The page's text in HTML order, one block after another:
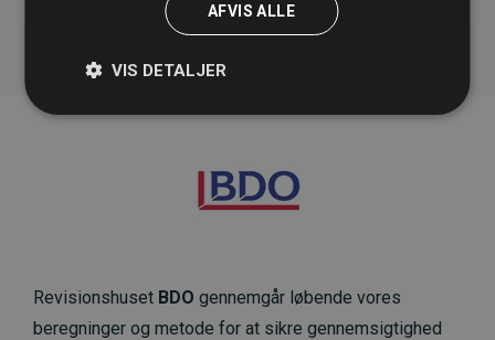
Revisionshuset BDO gennemgår løbende vores
beregninger og metode for at sikre gennemsigtighed
AFVIS ALLE
VIS DETALJER